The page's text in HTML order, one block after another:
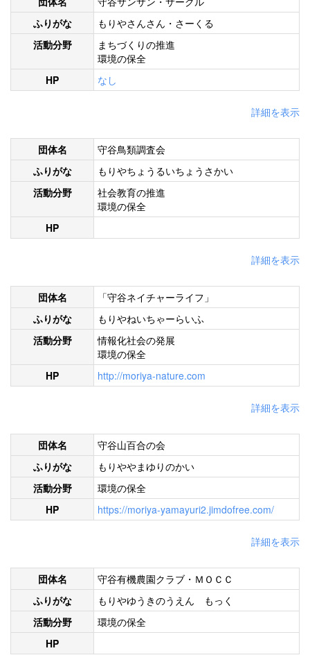
ふりがな
もりやさんさん・さーくる
活動分野
まちづくりの推進
環境の保全
HP
なし
詳細を表示
団体名
守谷鳥類調査会
ふりがな
もりやちょうるいちょうさかい
活動分野
社会教育の推進
環境の保全
HP
詳細を表示
団体名
「守谷ネイチャーライフ」
ふりがな
もりやねいちゃーらいふ
活動分野
情報化社会の発展
環境の保全
HP
http://moriya-nature.com
詳細を表示
団体名
守谷山百合の会
ふりがな
もりややまゆりのかい
活動分野
環境の保全
HP
https://moriya-yamayuri2.jimdofree.com/
詳細を表示
団体名
守谷有機農園クラブ・ＭＯＣＣ
ふりがな
もりやゆうきのうえん もっく
活動分野
環境の保全
HP